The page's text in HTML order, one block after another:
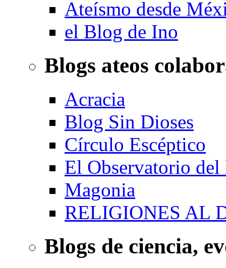
Ateísmo desde
el Blog de Ino
Blogs ateos
Acracia
Blog Sin Dioses
Círculo Escéptico
El Observatorio
Magonia
RELIGIONES AL
Blogs de ciencia,